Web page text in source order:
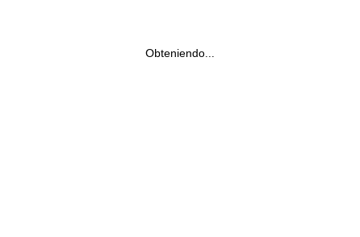
Obteniendo...